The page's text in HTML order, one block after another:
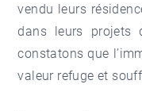
vendu leurs
dans leurs projets
constatons que
valeur refuge et